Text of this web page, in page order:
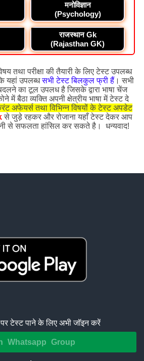
मनोविज्ञान
(Psychology)
राजस्थान Gk
(Rajasthan GK)
तथा परीक्षा की तैयारी के लिए टेस्ट उपलब्ध
यहां उपलब्धसभी टेस्ट बिलकुल फ्री हैं। सभी
का टूल उपलध है जिसके द्वारा भाषा चेंज
में बैठा व्यक्ति अपनी क्षेत्रीय भाषा में टेस्ट दे
अफेयर्स तथा विभिन्न विषयों के टेस्ट अपडेट
से जुड़े रहकर और रोजाना यहाँ टेस्ट देकर आप
से सफलता हांसिल कर सकते है। धन्यवाद!
टेस्ट पाने के लिए अभी जॉइन करें
Whatsapp Group
.